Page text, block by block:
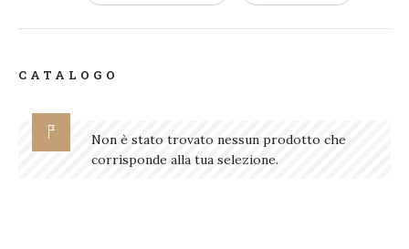
CATALOGO
Non è stato trovato nessun prodotto che
corrisponde alla tua selezione.